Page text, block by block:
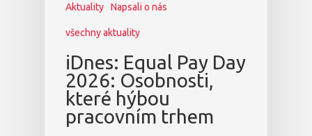
Aktuality Napsali o nás
všechny aktuality
iDnes: Equal Pay Day
2026: Osobnosti,
které hýbou
pracovním trhem